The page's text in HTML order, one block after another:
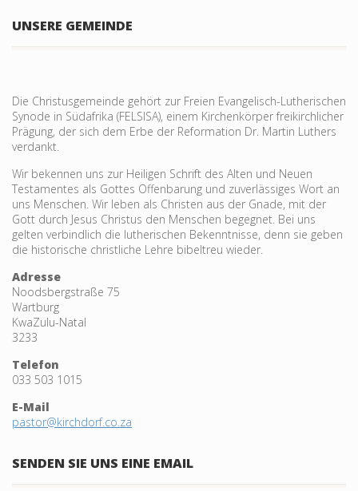
UNSERE GEMEINDE
Die Christusgemeinde gehört zur Freien Evangelisch-Lutherischen
Synode in Südafrika (FELSISA), einem Kirchenkörper freikirchlicher
Prägung, der sich dem Erbe der Reformation Dr. Martin Luthers
verdankt.
Wir bekennen uns zur Heiligen Schrift des Alten und Neuen
Testamentes als Gottes Offenbarung und zu­verlässiges Wort an
uns Menschen. Wir leben als Christen aus der Gnade, mit der
Gott durch Jesus Christus den Menschen begegnet. Bei uns
gelten verbind­lich die lutheri­schen Bekennt­nisse, denn sie geben
die historische christliche Lehre bibeltreu wieder.
Adresse
Noodsbergstraße 75
Wartburg
KwaZulu-Natal
3233
Telefon
033 503 1015
E-Mail
pastor@kirchdorf.co.za
SENDEN SIE UNS EINE EMAIL